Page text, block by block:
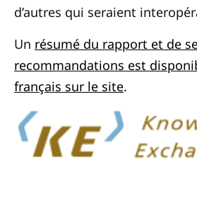
d’autres qui seraient
Un résumé du rapport et de
recommandations est
français sur le site.